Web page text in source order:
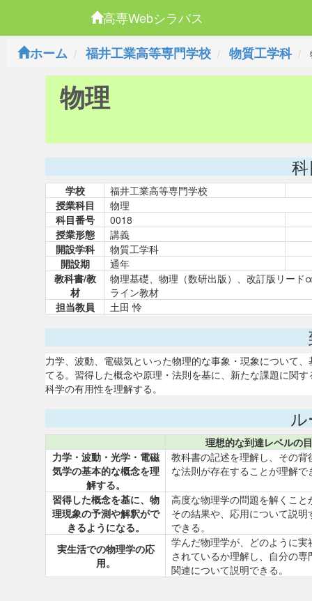
高専Webシラバス
ホーム
福井工業高等専門学校 物質工学科
物理
学校
福井工業高等専門学校
授業科目
物理
科目番号
0018
授業形態
講義
開設学科
物質工学科
開設期
通年
教科書/教
材
物理基礎、物理（数研出版）、改訂版リー
ライン教材
担当教員
土田 怜
力学、波動、電磁気といった物理的な事象・現象について
てる。習得した概念や原理・法則を基に、新たな課題に関
科学の有用性を理解する。
理想的な到達レベルの
力学・波動・光学・電磁
気学の基本的な概念を理
解する。
教科書の記述を理解し、その背
な法則が存在することが理解で
習得した概念を基に、物
理現象の予測や解釈がで
きるようになる。
高度な物理学の問題を解くこと
その結果や、応用について説明
できる。
実生活での物理学の応
用。
学んだ物理学が、どのように実
されているか理解し、自分の専
関連について説明できる。